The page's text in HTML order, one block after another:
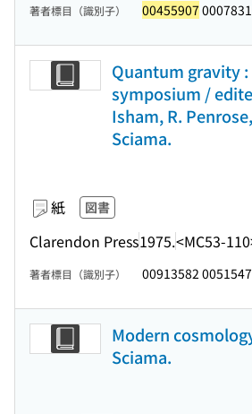
著者標目（識別子） 00455907
Quantum gravity :
symposium /
Isham, R.
Sciama.
紙 図書
Clarendon Press1975.<MC53-
著者標目（識別子） 00913582
Modern
Sciama.